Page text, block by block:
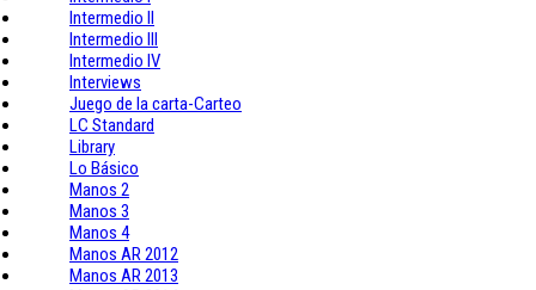
Intermedio II
Intermedio III
Intermedio IV
Interviews
Juego de la carta-Carteo
LC Standard
Library
Lo Básico
Manos 2
Manos 3
Manos 4
Manos AR 2012
Manos AR 2013